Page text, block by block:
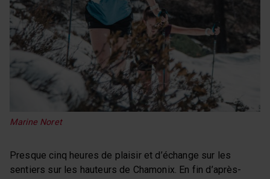
Marine Noret
Presque cinq heures de plaisir et d’échange sur les
sentiers sur les hauteurs de Chamonix. En fin d’après-